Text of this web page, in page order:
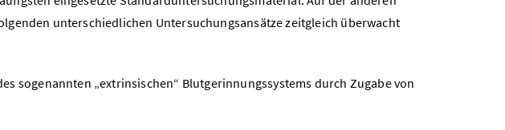
unterschiedlichen Untersuchungsansätze zeitgleich überwacht
sogenannten „extrinsischen“ Blutgerinnungssystems durch Zugabe von